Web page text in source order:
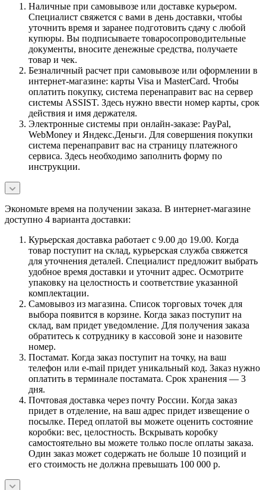
Наличные при самовывозе или доставке курьером.
Специалист свяжется с вами в день доставки, чтобы
уточнить время и заранее подготовить сдачу с любой
купюры. Вы подписываете товаросопроводительные
документы, вносите денежные средства, получаете
товар и чек.
Безналичный расчет при самовывозе или оформлении в
интернет-магазине: карты Visa и MasterCard. Чтобы
оплатить покупку, система перенаправит вас на сервер
системы ASSIST. Здесь нужно ввести номер карты, срок
действия и имя держателя.
Электронные системы при онлайн-заказе: PayPal,
WebMoney и Яндекс.Деньги. Для совершения покупки
система перенаправит вас на страницу платежного
сервиса. Здесь необходимо заполнить форму по
инструкции.
Экономьте время на получении заказа. В интернет-магазине
доступно 4 варианта доставки:
Курьерская доставка работает с 9.00 до 19.00. Когда
товар поступит на склад, курьерская служба свяжется
для уточнения деталей. Специалист предложит выбрать
удобное время доставки и уточнит адрес. Осмотрите
упаковку на целостность и соответствие указанной
комплектации.
Самовывоз из магазина. Список торговых точек для
выбора появится в корзине. Когда заказ поступит на
склад, вам придет уведомление. Для получения заказа
обратитесь к сотруднику в кассовой зоне и назовите
номер.
Постамат. Когда заказ поступит на точку, на ваш
телефон или e-mail придет уникальный код. Заказ нужно
оплатить в терминале постамата. Срок хранения — 3
дня.
Почтовая доставка через почту России. Когда заказ
придет в отделение, на ваш адрес придет извещение о
посылке. Перед оплатой вы можете оценить состояние
коробки: вес, целостность. Вскрывать коробку
самостоятельно вы можете только после оплаты заказа.
Один заказ может содержать не больше 10 позиций и
его стоимость не должна превышать 100 000 р.